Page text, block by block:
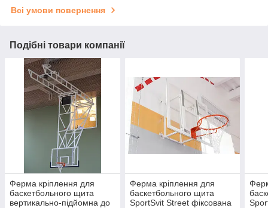
Всі умови повернення
Подібні товари компанії
Ферма кріплення для
баскетбольного щита
вертикально-підйомна до
Ферма кріплення для
баскетбольного щита
SportSvit Street фіксована